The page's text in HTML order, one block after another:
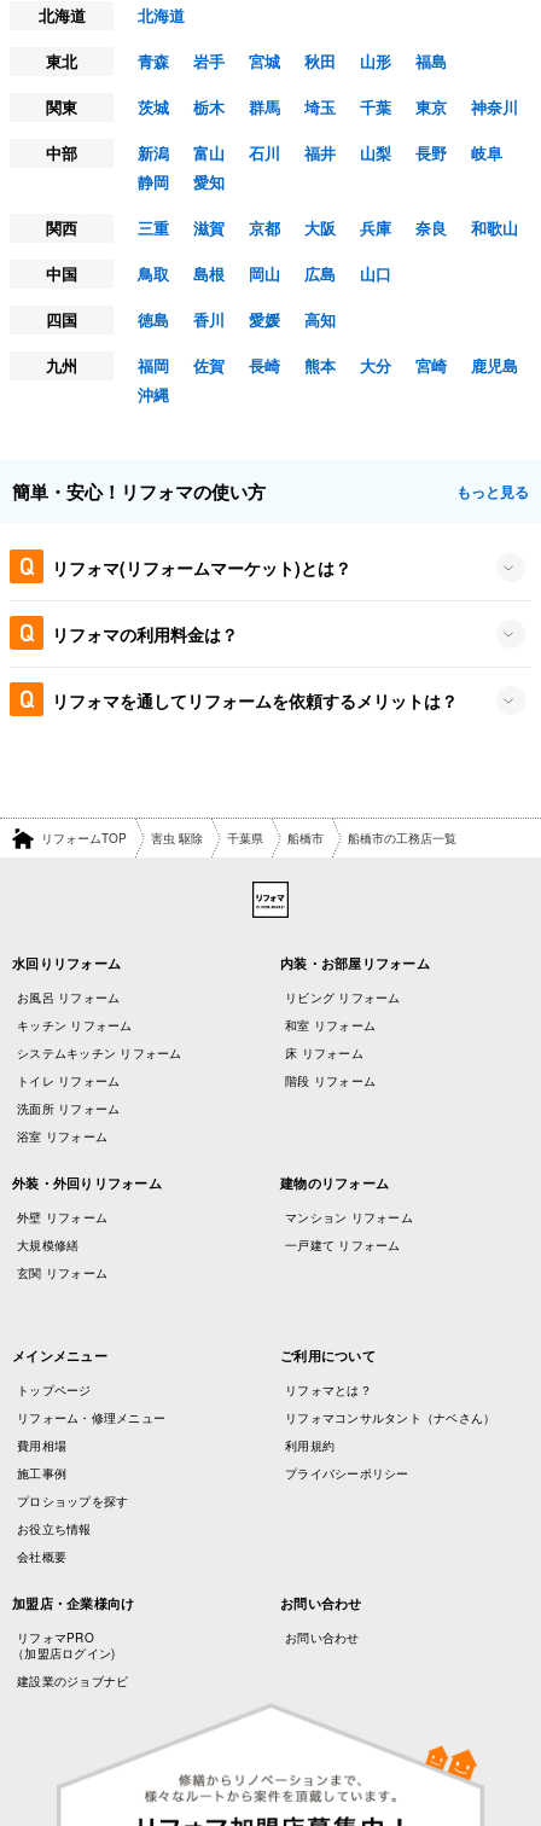
北海道
北海道
東北
青森 岩手 宮城 秋田 山形
福島
関東
茨城 栃木 群馬 埼玉 千葉 東京
神奈川
中部
新潟 富山 石川 福井 山梨 長野
岐阜
静岡
愛知
関西
三重 滋賀 京都 大阪 兵庫 奈良
和歌山
中国
鳥取 島根 岡山 広島
山口
四国
徳島 香川 愛媛
高知
九州
福岡 佐賀 長崎 熊本 大分 宮崎
鹿児島
沖縄
簡単・安心！リフォマの使い方 もっと見る
リフォマ(リフォームマーケット)とは？
リフォマの利用料金は？
リフォマを通してリフォームを依頼するメリットは？
リフォームTOP 害虫 駆除 千葉県 船橋市 船橋市の工務店一覧
水回りリフォーム
お風呂 リフォーム
キッチン リフォーム
システムキッチン リフォーム
トイレ リフォーム
洗面所 リフォーム
浴室 リフォーム
内装・お部屋リフォーム
リビング リフォーム
和室 リフォーム
床 リフォーム
階段 リフォーム
外装・外回りリフォーム
外壁 リフォーム
大規模修繕
玄関 リフォーム
建物のリフォーム
マンション リフォーム
一戸建て リフォーム
メインメニュー
トップページ
リフォーム・修理メニュー
費用相場
施工事例
プロショップを探す
お役立ち情報
会社概要
ご利用について
リフォマとは？
リフォマコンサルタント（ナベさん）
利用規約
プライバシーポリシー
加盟店・企業様向け
リフォマPRO
（加盟店ログイン)
建設業のジョブナビ
お問い合わせ
お問い合わせ